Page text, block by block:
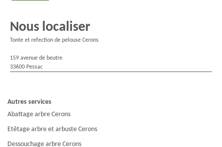
Nous localiser
Tonte et refection de pelouse Cerons
159 avenue de beutre
33600 Pessac
Autres services
Abattage arbre Cerons
Etêtage arbre et arbuste Cerons
Dessouchage arbre Cerons